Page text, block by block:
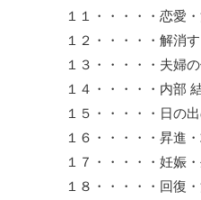
１１・・・・・恋愛
１２・・・・・解消
１３・・・・・夫婦
１４・・・・・内部
１５・・・・・日の
１６・・・・・昇進
１７・・・・・妊娠
１８・・・・・回復